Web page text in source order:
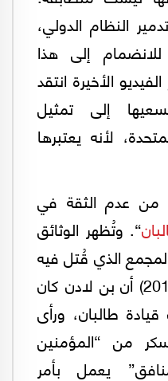
النظام الدولي،
إلى هذا
الأخيرة انتقد
إلى تمثيل
لأنه يعتبرها
من عدم الثقة في
“. وتُظهر الوثائق
الذي قُتل فيه
بن لادن في باكستان (2011) أن بن لادن كان
طالبان، ورأى
من “المؤمنين
يعمل بأمر